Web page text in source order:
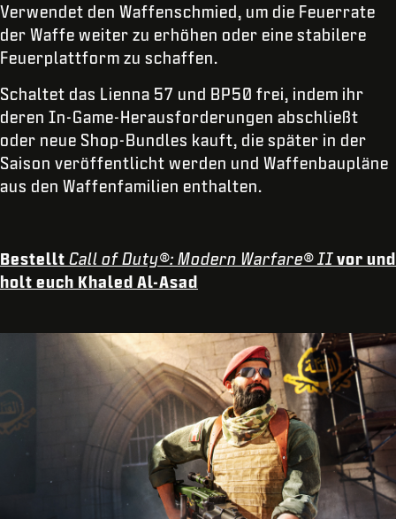
Verwendet den Waffenschmied, um die Feuerrate
der Waffe weiter zu erhöhen oder eine stabilere
Feuerplattform zu schaffen.
Schaltet das Lienna 57 und BP50 frei, indem ihr
deren In-Game-Herausforderungen abschließt
oder neue Shop-Bundles kauft, die später in der
Saison veröffentlicht werden und Waffenbaupläne
aus den Waffenfamilien enthalten.
Bestellt Call of Duty®: Modern Warfare® II vor und
holt euch Khaled Al-Asad